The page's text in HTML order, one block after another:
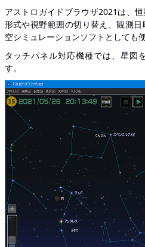
アストロガイドブラウザ2021は、
形式や視野範囲の切り替え、観測
空シミュレーションソフトとしても
タッチパネル対応機種では、星図
す。